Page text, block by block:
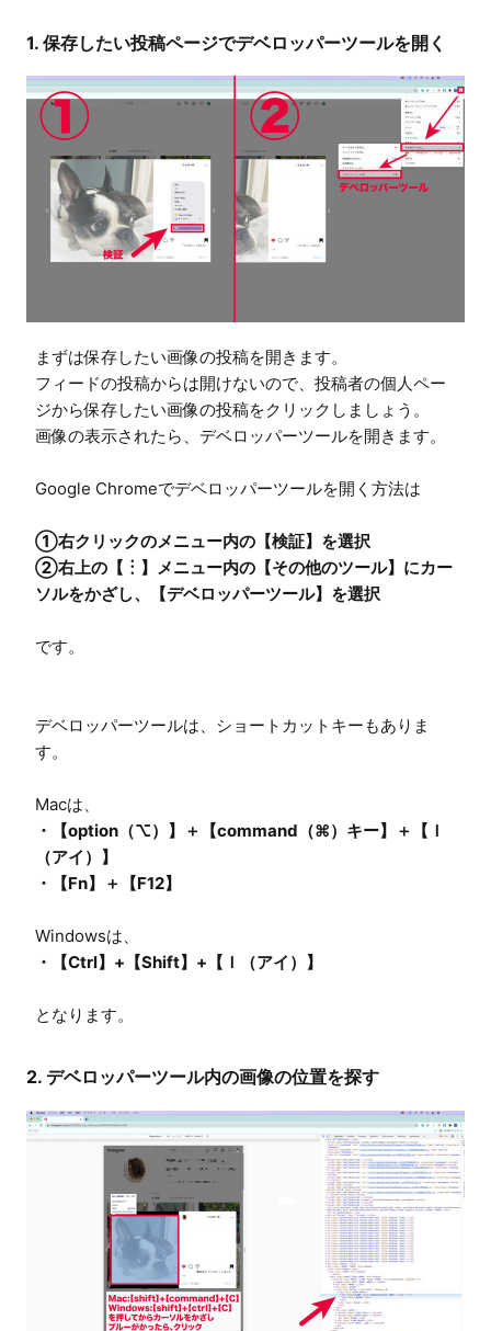
1. 保存したい投稿ページでデベロッパーツールを開く
まずは保存したい画像の投稿を開きます。
フィードの投稿からは開けないので、投稿者の個人ペー
ジから保存したい画像の投稿をクリックしましょう。
画像の表示されたら、デベロッパーツールを開きます。
①右クリックのメニュー内の【検証】を選択
②右上の【︙】メニュー内の【その他のツール】にカー
です。
デベロッパーツールは、ショートカットキーもありま
す。
Macは、
・【option（⌥）】＋【command（⌘）キー】＋【Ｉ
（アイ）】
・【Fn】＋【F12】
Windowsは、
となります。
2. デベロッパーツール内の画像の位置を探す